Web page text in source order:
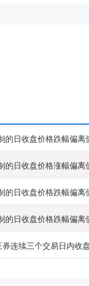
的日收盘价格跌幅偏离
的日收盘价格涨幅偏离
的日收盘价格跌幅偏离
的日收盘价格跌幅偏离
连续三个交易日内收